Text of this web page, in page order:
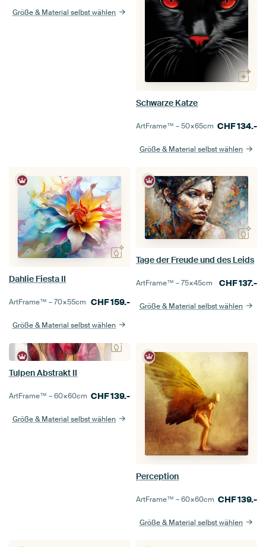
Größe & Material selbst wählen
Schwarze Katze
ArtFrame™ –50×65cm CHF134.-
Größe & Material selbst wählen
Dahlie Fiesta II
ArtFrame™ –70×55cm CHF159.-
Größe & Material selbst wählen
Tage der Freude und des Leids
ArtFrame™ –75×45cm CHF137.-
Größe & Material selbst wählen
Tulpen Abstrakt II
ArtFrame™ –60×60cm CHF139.-
Größe & Material selbst wählen
Perception
ArtFrame™ –60×60cm CHF139.-
Größe & Material selbst wählen